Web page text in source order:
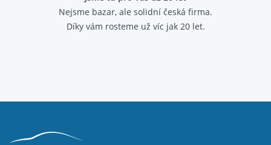
Nejsme bazar, ale solidní česká firma.
Díky vám rosteme už víc jak 20 let.